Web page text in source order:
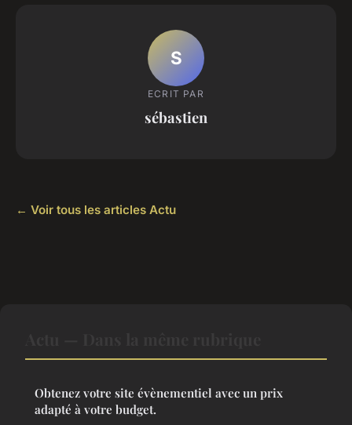
S
ECRIT PAR
sébastien
← Voir tous les articles Actu
Obtenez votre site évènementiel avec un prix
adapté à votre budget.